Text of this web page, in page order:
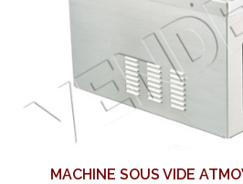
MACHINE SOUS VIDE